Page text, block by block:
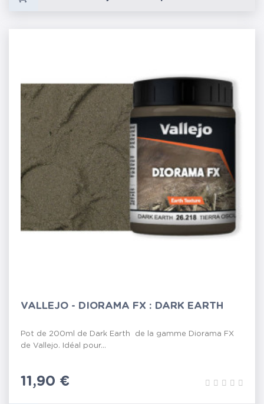
VALLEJO - DIORAMA FX : DARK EARTH
Pot de 200ml de Dark Earth de la gamme Diorama FX
de Vallejo. Idéal pour...
Prix
11,90 €